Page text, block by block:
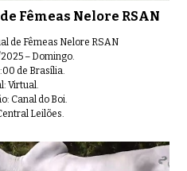
Fêmeas Nelore RSAN
de Fêmeas Nelore RSAN
– Domingo.
de Brasília.
Virtual.
Canal do Boi.
Leilões.